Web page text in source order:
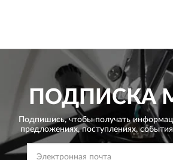
ПОДПИСКА
Подпишись, чтобы получать
предложениях,поступлениях,